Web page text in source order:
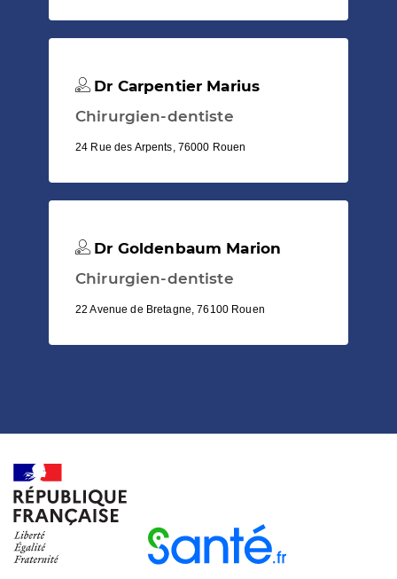
Dr Carpentier Marius
Chirurgien-dentiste
24 Rue des Arpents, 76000 Rouen
Dr Goldenbaum Marion
Chirurgien-dentiste
22 Avenue de Bretagne, 76100 Rouen